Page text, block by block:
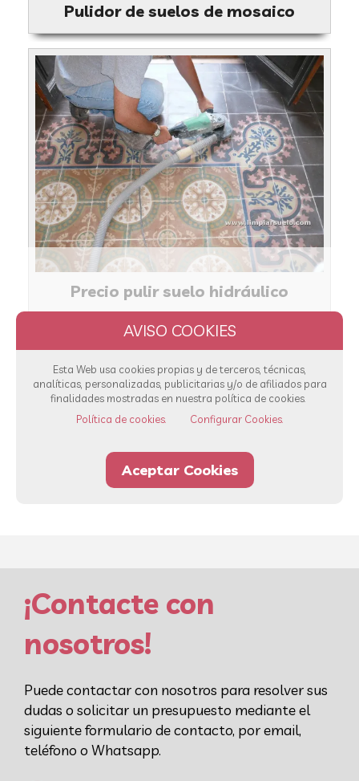
Pulidor de suelos de mosaico
Precio pulir suelo hidráulico
Ver todos los servicios
93 232 00 42 Whatsapp
¡Contacte con
nosotros!
Puede contactar con nosotros para resolver sus
dudas o solicitar un presupuesto mediante el
siguiente formulario de contacto, por email,
teléfono o Whatsapp.
Esta Web usa cookies propias y de terceros, técnicas,
analíticas, personalizadas, publicitarias y/o de afiliados para
finalidades mostradas en nuestra política de cookies.
Política de cookies.
Configurar Cookies.
Aceptar Cookies